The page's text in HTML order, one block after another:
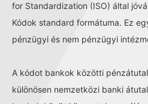
for Standardization (ISO) által
Kódok standard formátuma. Ez
pénzügyi és nem pénzügyi
A kódot bankok közötti
különösen nemzetközi banki